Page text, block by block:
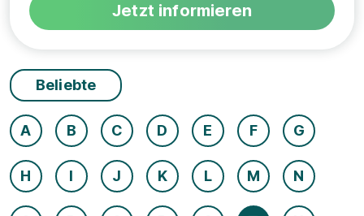
Jetzt informieren
Beliebte
A B C D E F G
H I J K L M N